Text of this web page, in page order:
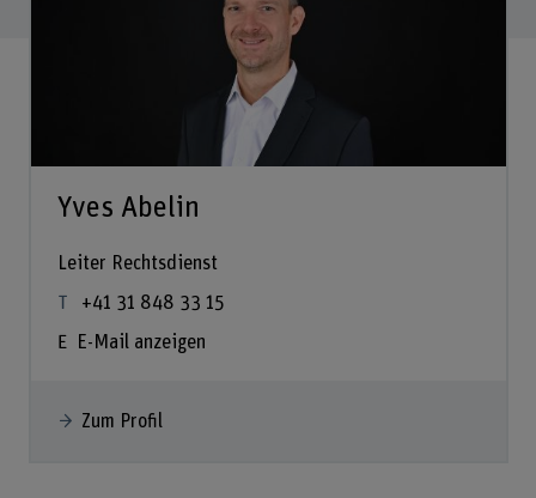
Yves Abelin
Leiter Rechtsdienst
+41 31 848 33 15
E-Mail anzeigen
Zum Profil